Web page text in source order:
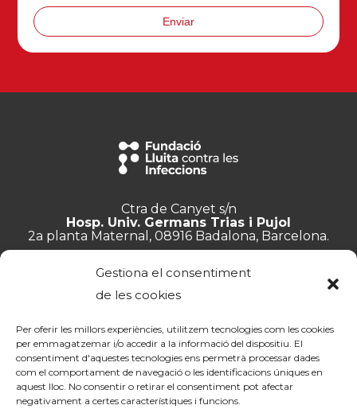
Gestiona el consentiment
de les cookies
Per oferir les millors experiències, utilitzem tecnologies com les cookies
per emmagatzemar i/o accedir a la informació del dispositiu. El
consentiment d'aquestes tecnologies ens permetrà processar dades
com el comportament de navegació o les identificacions úniques en
aquest lloc. No consentir o retirar el consentiment pot afectar
negativament a certes característiques i funcions.
Enviar
Ctra de Canyet s/n
Hosp. Univ. Germans Trias i Pujol
2a planta Maternal, 08916 Badalona, Barcelona.
Treballa amb nosaltres
Transparència
Canal de denúncies